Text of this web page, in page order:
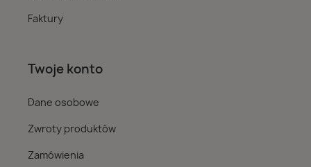
Faktury
Twoje konto
Dane osobowe
Zwroty produktów
Zamówienia